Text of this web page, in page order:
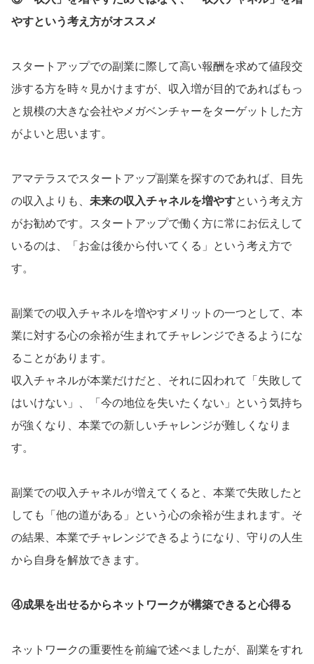
やすという考え方がオススメ
スタートアップでの副業に際して高い報酬を求めて値段交
渉する方を時々見かけますが、収入増が目的であればもっ
と規模の大きな会社やメガベンチャーをターゲットした方
がよいと思います。
アマテラスでスタートアップ副業を探すのであれば、目先
の収入よりも、 未来の収入チャネルを増やすという考え方
がお勧めです。スタートアップで働く方に常にお伝えして
いるのは、「お金は後から付いてくる」という考え方で
す。
副業での収入チャネルを増やすメリットの一つとして、本
業に対する心の余裕が生まれてチャレンジできるようにな
ることがあります。
収入チャネルが本業だけだと、それに囚われて「失敗して
はいけない」、「今の地位を失いたくない」という気持ち
が強くなり、本業での新しいチャレンジが難しくなりま
す。
副業での収入チャネルが増えてくると、本業で失敗したと
しても「他の道がある」という心の余裕が生まれます。そ
の結果、本業でチャレンジできるようになり、守りの人生
から自身を解放できます。
④成果を出せるからネットワークが構築できると心得る
ネットワークの重要性を前編で述べましたが、副業をすれ